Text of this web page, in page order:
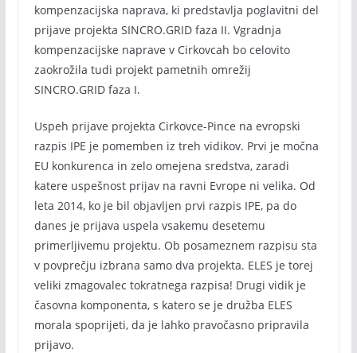
kompenzacijska naprava, ki predstavlja poglavitni del
prijave projekta SINCRO.GRID faza II. Vgradnja
kompenzacijske naprave v Cirkovcah bo celovito
zaokrožila tudi projekt pametnih omrežij
SINCRO.GRID faza I.
Uspeh prijave projekta Cirkovce-Pince na evropski
razpis IPE je pomemben iz treh vidikov. Prvi je močna
EU konkurenca in zelo omejena sredstva, zaradi
katere uspešnost prijav na ravni Evrope ni velika. Od
leta 2014, ko je bil objavljen prvi razpis IPE, pa do
danes je prijava uspela vsakemu desetemu
primerljivemu projektu. Ob posameznem razpisu sta
v povprečju izbrana samo dva projekta. ELES je torej
veliki zmagovalec tokratnega razpisa! Drugi vidik je
časovna komponenta, s katero se je družba ELES
morala spoprijeti, da je lahko pravočasno pripravila
prijavo.